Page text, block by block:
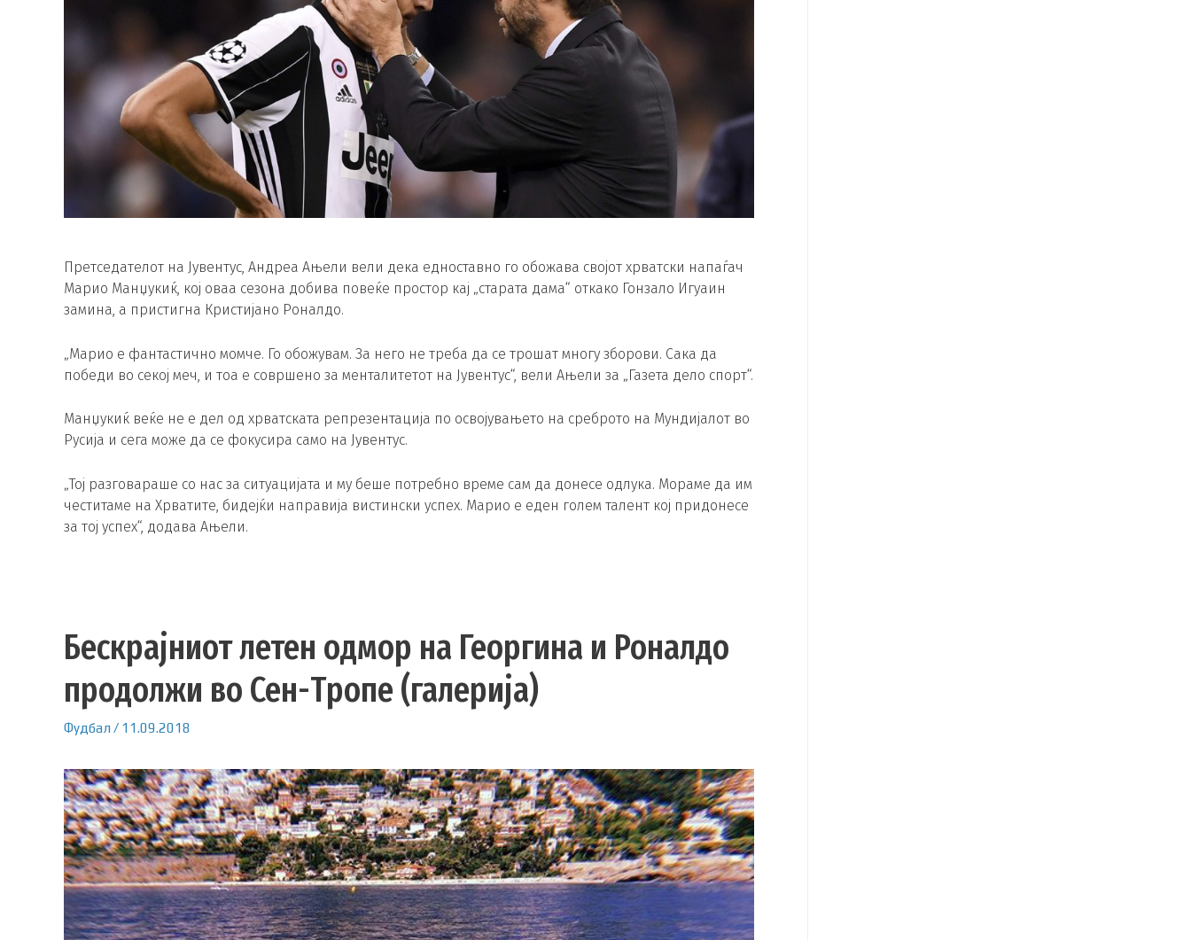
Претседателот на Јувентус, Андреа Ањели вели дека едноставно го обожава својот хрватски напаѓач
Марио Манџукиќ, кој оваа сезона добива повеќе простор кај „старата дама“ откако Гонзало Игуаин
замина, а пристигна Кристијано Роналдо.
„Марио е фантастично момче. Го обожувам. За него не треба да се трошат многу зборови. Сака да
победи во секој меч, и тоа е совршено за менталитетот на Јувентус“, вели Ањели за „Газета дело спорт“.
Манџукиќ веќе не е дел од хрватската репрезентација по освојувањето на среброто на Мундијалот во
Русија и сега може да се фокусира само на Јувентус.
„Тој разговараше со нас за ситуацијата и му беше потребно време сам да донесе одлука. Мораме да им
честитаме на Хрватите, бидејќи направија вистински успех. Марио е еден голем талент кој придонесе
за тој успех“, додава Ањели.
Бескрајниот летен одмор на Георгина и Роналдо
продолжи во Сен-Тропе (галерија)
Фудбал / 11.09.2018